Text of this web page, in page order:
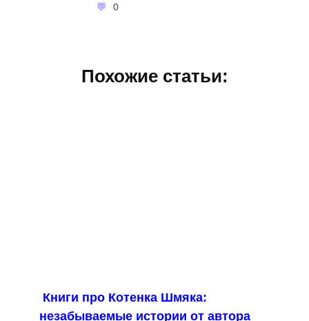
0
Похожие статьи:
Книги про Котенка Шмяка:
незабываемые истории от автора